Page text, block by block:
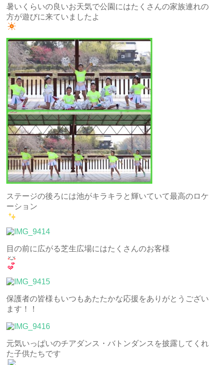
暑いくらいの良いお天気で公園にはたくさんの家族連れの
方が遊びに来ていましたよ
ステージの後ろには池がキラキラと輝いていて最高のロケ
ーション
目の前に広がる芝生広場にはたくさんのお客様
保護者の皆様もいつもあたたかな応援をありがとうござい
ます！！
元気いっぱいのチアダンス・バトンダンスを披露してくれ
た子供たちです